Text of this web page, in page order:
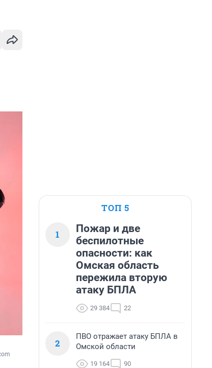
ТОП 5
1
Пожар и две
беспилотные
опасности: как
Омская область
пережила вторую
атаку БПЛА
29 384 22
2
ПВО отражает атаку БПЛА в
Омской области
19 164 90